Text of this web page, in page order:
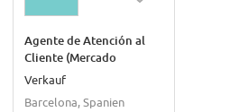
Agente de Atención al
Cliente (Mercado
Español)
Verkauf
Barcelona, Spanien